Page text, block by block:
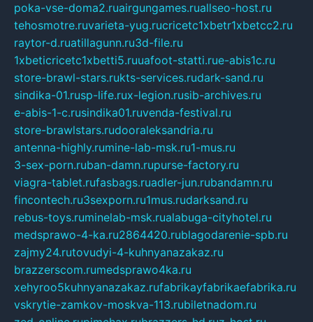
poka-vse-doma2.ruairgungames.ruallseo-host.ru
tehosmotre.ruvarieta-yug.rucricetc1xbetr1xbetcc2.ru
raytor-d.ruatillagunn.ru3d-file.ru
1xbeticricetc1xbetti5.ruuafoot-statti.rue-abis1c.ru
store-brawl-stars.rukts-services.rudark-sand.ru
sindika-01.rusp-life.rux-legion.rusib-archives.ru
e-abis-1-c.rusindika01.ruvenda-festival.ru
store-brawlstars.rudooraleksandria.ru
antenna-highly.rumine-lab-msk.ru1-mus.ru
3-sex-porn.ruban-damn.rupurse-factory.ru
viagra-tablet.rufasbags.ruadler-jun.rubandamn.ru
fincontech.ru3sexporn.ru1mus.rudarksand.ru
rebus-toys.ruminelab-msk.rualabuga-cityhotel.ru
medsprawo-4-ka.ru2864420.rublagodarenie-spb.ru
zajmy24.rutovudyi-4-kuhnyanazakaz.ru
brazzerscom.rumedsprawo4ka.ru
xehyroo5kuhnyanazakaz.rufabrikayfabrikaefabrika.ru
vskrytie-zamkov-moskva-113.rubiletnadom.ru